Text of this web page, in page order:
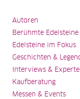
Autoren
Berühmte Edelsteine
Edelsteine im Fokus
Geschichten &
Interviews &
Kaufberatung
Messen & Events